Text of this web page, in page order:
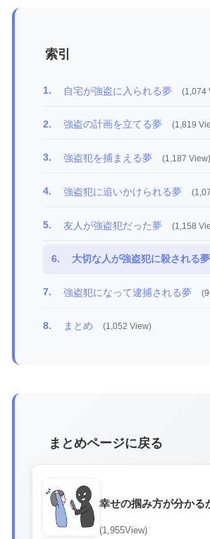
索引
1. 自宅が強盗に入られる夢 (1,074
2. 強盗の計画を立てる夢 (1,819
3. 強盗犯を捕まえる夢 (1,187 View)
4. 強盗犯に追いかけられる夢
5. 友人が強盗犯だった夢 (1,158
6. 大切な人が強盗犯に殺される夢
7. 強盗犯になって逮捕される夢
8. まとめ (1,052 View)
まとめページに戻る
幸せの掴み方が分かる
(1,955View)